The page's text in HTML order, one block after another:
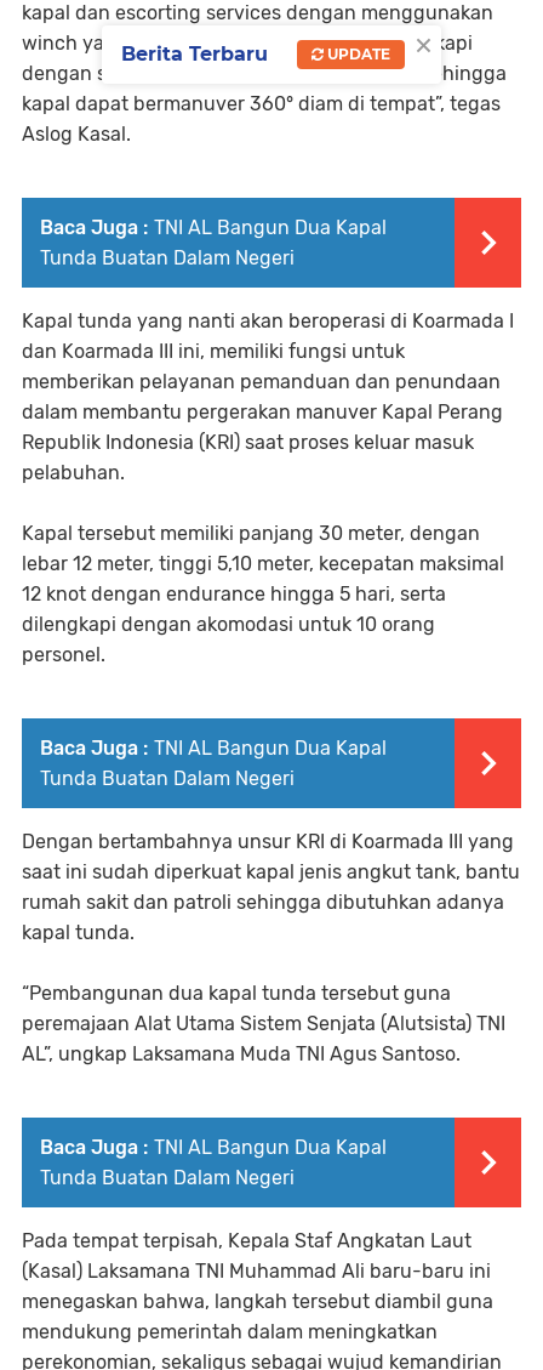
kapal dan escorting services dengan menggunakan
winch yang ada di haluan dan buritan, dilengkapi
dengan sistem propulsi azimuth stern drive sehingga
kapal dapat bermanuver 360° diam di tempat”, tegas
Aslog Kasal.
Baca Juga : TNI AL Bangun Dua Kapal
Tunda Buatan Dalam Negeri
Kapal tunda yang nanti akan beroperasi di Koarmada I
dan Koarmada III ini, memiliki fungsi untuk
memberikan pelayanan pemanduan dan penundaan
dalam membantu pergerakan manuver Kapal Perang
Republik Indonesia (KRI) saat proses keluar masuk
pelabuhan.
Kapal tersebut memiliki panjang 30 meter, dengan
lebar 12 meter, tinggi 5,10 meter, kecepatan maksimal
12 knot dengan endurance hingga 5 hari, serta
dilengkapi dengan akomodasi untuk 10 orang
personel.
Baca Juga : TNI AL Bangun Dua Kapal
Tunda Buatan Dalam Negeri
Dengan bertambahnya unsur KRI di Koarmada III yang
saat ini sudah diperkuat kapal jenis angkut tank, bantu
rumah sakit dan patroli sehingga dibutuhkan adanya
kapal tunda.
“Pembangunan dua kapal tunda tersebut guna
peremajaan Alat Utama Sistem Senjata (Alutsista) TNI
AL”, ungkap Laksamana Muda TNI Agus Santoso.
Baca Juga : TNI AL Bangun Dua Kapal
Tunda Buatan Dalam Negeri
Pada tempat terpisah, Kepala Staf Angkatan Laut
(Kasal) Laksamana TNI Muhammad Ali baru-baru ini
menegaskan bahwa, langkah tersebut diambil guna
mendukung pemerintah dalam meningkatkan
perekonomian, sekaligus sebagai wujud kemandirian
×
Berita Terbaru UPDATE